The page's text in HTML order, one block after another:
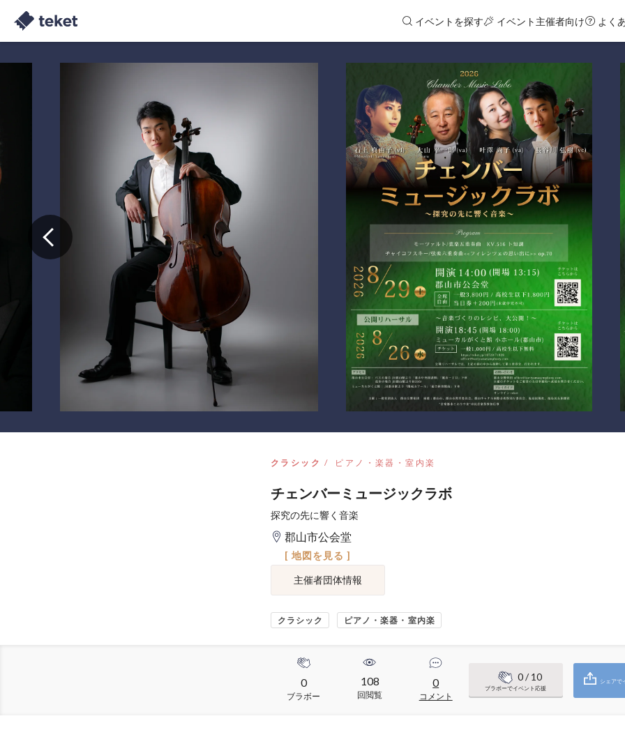
イベントを探す イベント主催者向け よく
クラシック ピアノ・楽器・室内楽
チェンバーミュージックラボ
探究の先に響く音楽
郡山市公会堂
[ 地図を見る ]
主催者団体情報
クラシック ピアノ・楽器・室内楽
0
ブラボー
108
回閲覧
0
コメント
0/ 10
ブラボーでイベント応援
シェアで